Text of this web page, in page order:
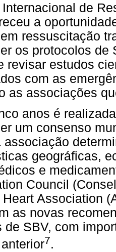
de
a
ressuscitação
os protocolos de
revisar estudos
com as
as associações
anos é
um consenso
associação
geográficas,
e
Council
Association
as novas
de SBV, com
7.